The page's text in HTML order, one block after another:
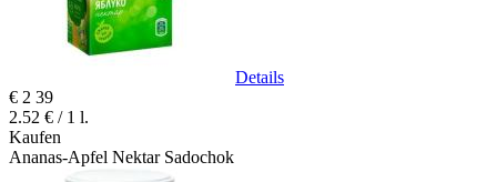
Details
€ 2 39
2.52 € / 1 l.
Kaufen
Ananas-Apfel Nektar Sadochok